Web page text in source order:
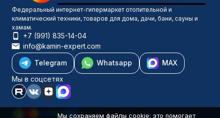
Федеральный интернет-гипермаркет отопительной и
климатический техники, товаров для дома, дачи, бани, сауны и
хамам.
+7 (991) 835-14-04
info@kamin-expert.com
Telegram
Whatsapp
MAX
Мы в соцсетях
Мы сохраняем файлы cookie: это помогает